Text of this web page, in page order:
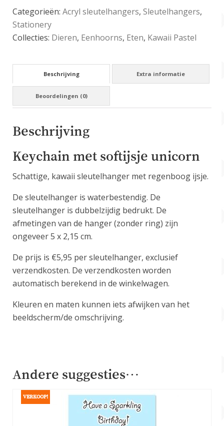
Categorieën: Acryl sleutelhangers, Sleutelhangers,
Stationery
Collecties: Dieren, Eenhoorns, Eten, Kawaii Pastel
Beschrijving Extra informatie
Beoordelingen (0)
Beschrijving
Keychain met softijsje unicorn
Schattige, kawaii sleutelhanger met regenboog ijsje.
De sleutelhanger is waterbestendig. De
sleutelhanger is dubbelzijdig bedrukt. De
afmetingen van de hanger (zonder ring) zijn
ongeveer 5 x 2,15 cm.
De prijs is €5,95 per sleutelhanger, exclusief
verzendkosten. De verzendkosten worden
automatisch berekend in de winkelwagen.
Kleuren en maten kunnen iets afwijken van het
beeldscherm/de omschrijving.
Andere suggesties…
VERKOOP!